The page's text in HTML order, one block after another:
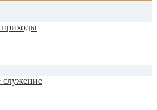
служение